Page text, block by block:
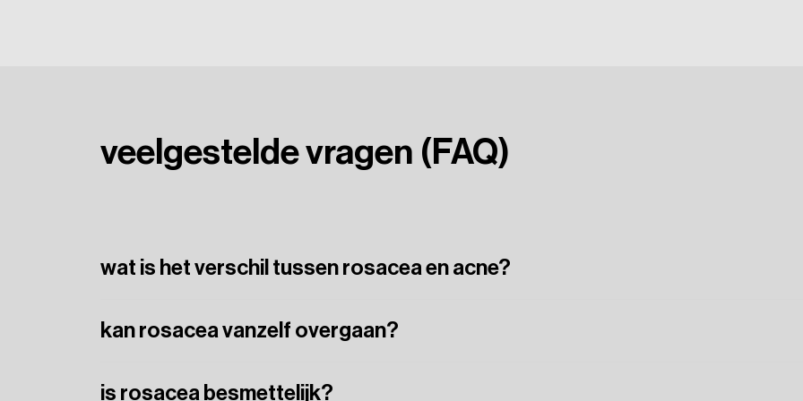
veelgesteldevragen (FAQ)
wat is het verschil tussen rosacea en acne?
roodheid en zichtbare vaatjes, wat bij acne
kan rosacea vanzelf overgaan?
is rosacea besmettelijk?